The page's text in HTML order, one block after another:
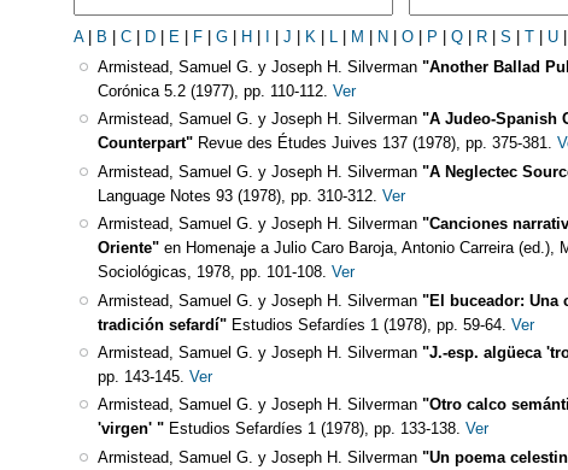
A B C D E F G H J K L M N O P Q R S T U
Armistead, Samuel G. y Joseph H. Silverman "Another Ballad
Corónica 5.2 (1977), pp. 110-112. Ver
Armistead, Samuel G. y Joseph H. Silverman "A Judeo-Spanish
Counterpart" Revue des Études Juives 137 (1978), pp. 375-381.
Armistead, Samuel G. y Joseph H. Silverman "A Neglectec
Language Notes 93 (1978), pp. 310-312. Ver
Armistead, Samuel G. y Joseph H. Silverman "Canciones
Oriente" en Homenaje a Julio Caro Baroja, Antonio Carreira (ed.),
Sociológicas, 1978, pp. 101-108. Ver
Armistead, Samuel G. y Joseph H. Silverman "El buceador: Una
tradición sefardí" Estudios Sefardíes 1 (1978), pp. 59-64. Ver
Armistead, Samuel G. y Joseph H. Silverman "J.-esp. algüeca
pp. 143-145. Ver
Armistead, Samuel G. y Joseph H. Silverman "Otro calco
'virgen' " Estudios Sefardíes 1 (1978), pp. 133-138. Ver
Armistead, Samuel G. y Joseph H. Silverman "Un poema